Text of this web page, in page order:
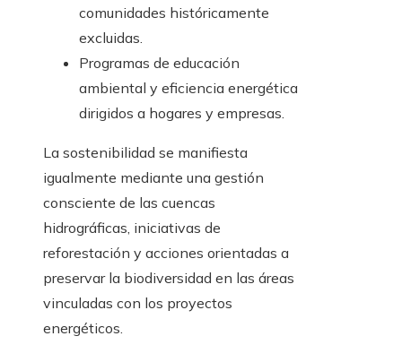
comunidades históricamente
excluidas.
Programas de educación
ambiental y eficiencia energética
dirigidos a hogares y empresas.
La sostenibilidad se manifiesta
igualmente mediante una gestión
consciente de las cuencas
hidrográficas, iniciativas de
reforestación y acciones orientadas a
preservar la biodiversidad en las áreas
vinculadas con los proyectos
energéticos.